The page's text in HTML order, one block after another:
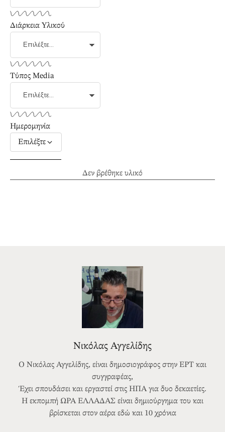
Δεν βρέθηκε υλικό
Διάρκεια Υλικού
Τύπος Media
Ημερομηνία
Επιλέξτε
Νικόλας Αγγελίδης
Ο Νικόλας Αγγελίδης, είναι δημοσιογράφος στην ΕΡΤ και
συγγραφέας,
Έχει σπουδάσει και εργαστεί στις ΗΠΑ για δυο δεκαετίες.
Η εκπομπή ΩΡΑ ΕΛΛΑΔΑΣ είναι δημιούργημα του και
βρίσκεται στον αέρα εδώ και 10 χρόνια